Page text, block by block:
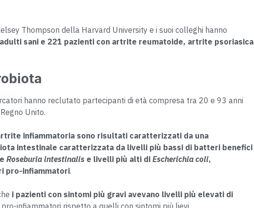
Thompson della Harvard University e i suoi colleghi hanno
sani e 221 pazienti con artrite reumatoide, artrite psoriasica
hanno reclutato partecipanti di età compresa tra 20 e 93 anni
Unito.
infiammatoria sono risultati caratterizzati da una
intestinale caratterizzata da livelli più bassi di batteri benefici
e Roseburia intestinalis e livelli più alti di Escherichia coli,
pro-infiammatori.
i pazienti con sintomi più gravi avevano livelli più elevati di
infiammatori rispetto a quelli con sintomi più lievi.